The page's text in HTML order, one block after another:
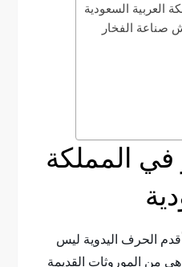
العربية السعودية
صناعة الفخار
في المملكة
الحرف اليدوية ليس
من الموروثات القديمة